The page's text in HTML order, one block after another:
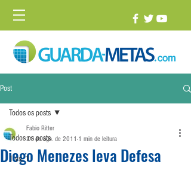
Post
Todos os posts
1 vs. 1
Todos os posts
Diego Menezes leva Defesa
Fabio Ritter
21 de ago. de 2011 1 min de leitura